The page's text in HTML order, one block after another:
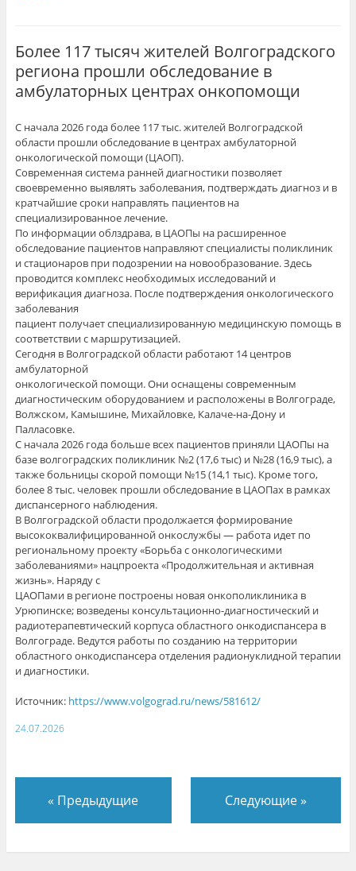
Более 117 тысяч жителей Волгоградского
региона прошли обследование в
амбулаторных центрах онкопомощи
С начала 2026 года более 117 тыс. жителей Волгоградской
области прошли обследование в центрах амбулаторной
онкологической помощи (ЦАОП).
Современная система ранней диагностики позволяет
своевременно выявлять заболевания, подтверждать диагноз и в
кратчайшие сроки направлять пациентов на
специализированное лечение.
По информации облздрава, в ЦАОПы на расширенное
обследование пациентов направляют специалисты поликлиник
и стационаров при подозрении на новообразование. Здесь
проводится комплекс необходимых исследований и
верификация диагноза. После подтверждения онкологического
заболевания
пациент получает специализированную медицинскую помощь в
соответствии с маршрутизацией.
Сегодня в Волгоградской области работают 14 центров
амбулаторной
онкологической помощи. Они оснащены современным
диагностическим оборудованием и расположены в Волгограде,
Волжском, Камышине, Михайловке, Калаче-на-Дону и
Палласовке.
С начала 2026 года больше всех пациентов приняли ЦАОПы на
базе волгоградских поликлиник №2 (17,6 тыс) и №28 (16,9 тыс), а
также больницы скорой помощи №15 (14,1 тыс). Кроме того,
более 8 тыс. человек прошли обследование в ЦАОПах в рамках
диспансерного наблюдения.
В Волгоградской области продолжается формирование
высококвалифицированной онкослужбы — работа идет по
региональному проекту «Борьба с онкологическими
заболеваниями» нацпроекта «Продолжительная и активная
жизнь». Наряду с
ЦАОПами в регионе построены новая онкополиклиника в
Урюпинске; возведены консультационно-диагностический и
радиотерапевтический корпуса областного онкодиспансера в
Волгограде. Ведутся работы по созданию на территории
областного онкодиспансера отделения радионуклидной терапии
и диагностики.
Источник: https://www.volgograd.ru/news/581612/
24.07.2026
« Предыдущие Следующие»